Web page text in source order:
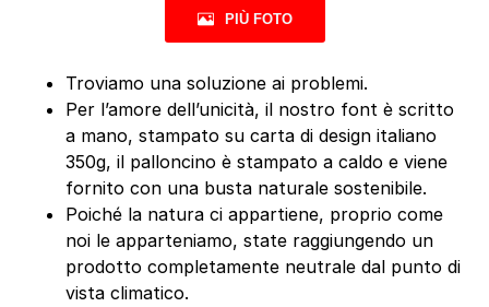
PIÙ FOTO
Troviamo una soluzione ai problemi.
Per l’amore dell’unicità, il nostro font è scritto
a mano, stampato su carta di design italiano
350g, il palloncino è stampato a caldo e viene
fornito con una busta naturale sostenibile.
Poiché la natura ci appartiene, proprio come
noi le apparteniamo, state raggiungendo un
prodotto completamente neutrale dal punto di
vista climatico.